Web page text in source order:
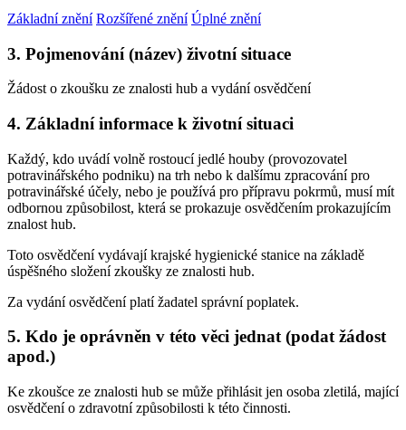
Základní znění Rozšířené znění Úplné znění
3. Pojmenování (název) životní situace
Žádost o zkoušku ze znalosti hub a vydání osvědčení
4. Základní informace k životní situaci
Každý, kdo uvádí volně rostoucí jedlé houby (provozovatel
potravinářského podniku) na trh nebo k dalšímu zpracování pro
potravinářské účely, nebo je používá pro přípravu pokrmů, musí mít
odbornou způsobilost, která se prokazuje osvědčením prokazujícím
znalost hub.
Toto osvědčení vydávají krajské hygienické stanice na základě
úspěšného složení zkoušky ze znalosti hub.
Za vydání osvědčení platí žadatel správní poplatek.
5. Kdo je oprávněn v této věci jednat (podat žádost
apod.)
Ke zkoušce ze znalosti hub se může přihlásit jen osoba zletilá, mající
osvědčení o zdravotní způsobilosti k této činnosti.